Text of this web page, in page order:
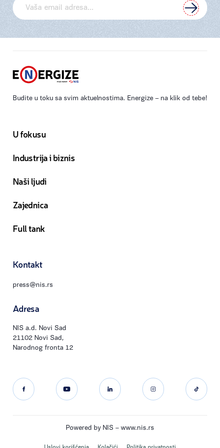
Budite u toku sa svim aktuelnostima. Energize – na klik od tebe!
U fokusu
Industrija i biznis
Naši ljudi
Zajednica
Full tank
Kontakt
press@nis.rs
Adresa
NIS a.d. Novi Sad
21102 Novi Sad,
Narodnog fronta 12
Powered by NIS – www.nis.rs